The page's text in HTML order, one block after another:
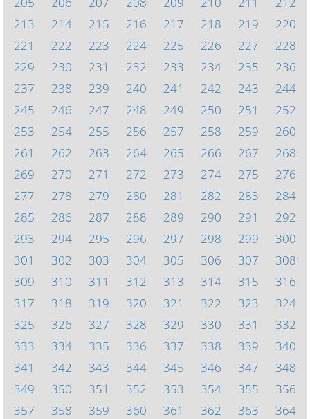
213
214 215 216 217 218 219
220
221
222 223 224 225 226 227
228
229
230 231 232 233 234 235
236
237
238 239 240 241 242 243
244
245
246 247 248 249 250 251
252
253
254 255 256 257 258 259
260
261
262 263 264 265 266 267
268
269
270 271 272 273 274 275
276
277
278 279 280 281 282 283
284
285
286 287 288 289 290 291
292
293
294 295 296 297 298 299
300
301
302 303 304 305 306 307
308
309
310 311 312 313 314 315
316
317
318 319 320 321 322 323
324
325
326 327 328 329 330 331
332
333
334 335 336 337 338 339
340
341
342 343 344 345 346 347
348
349
350 351 352 353 354 355
356
357
358 359 360 361 362 363
364